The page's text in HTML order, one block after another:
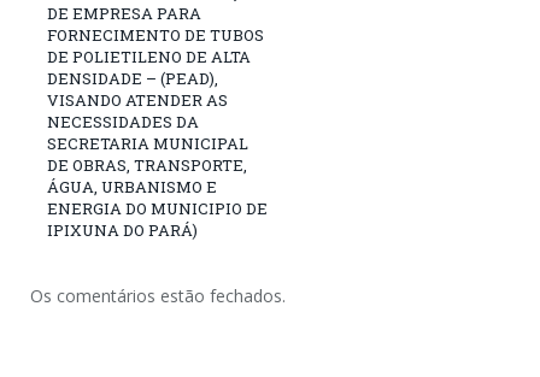
DE EMPRESA PARA
FORNECIMENTO DE TUBOS
DE POLIETILENO DE ALTA
DENSIDADE – (PEAD),
VISANDO ATENDER AS
NECESSIDADES DA
SECRETARIA MUNICIPAL
DE OBRAS, TRANSPORTE,
ÁGUA, URBANISMO E
ENERGIA DO MUNICIPIO DE
IPIXUNA DO PARÁ)
Os comentários estão fechados.